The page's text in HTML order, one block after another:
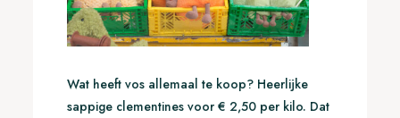
Wat heeft vos allemaal te koop? Heerlijke
sappige clementines voor € 2,50 per kilo. Dat